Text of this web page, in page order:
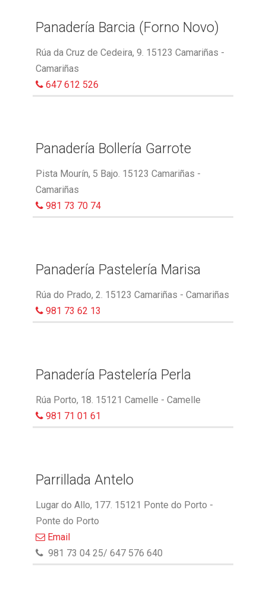
Panadería Barcia (Forno Novo)
Rúa da Cruz de Cedeira, 9. 15123 Camariñas -
Camariñas
647 612 526
Panadería Bollería Garrote
Pista Mourín, 5 Bajo. 15123 Camariñas -
Camariñas
981 73 70 74
Panadería Pastelería Marisa
Rúa do Prado, 2. 15123 Camariñas - Camariñas
981 73 62 13
Panadería Pastelería Perla
Rúa Porto, 18. 15121 Camelle - Camelle
981 71 01 61
Parrillada Antelo
Lugar do Allo, 177. 15121 Ponte do Porto -
Ponte do Porto
Email
981 73 04 25/ 647 576 640